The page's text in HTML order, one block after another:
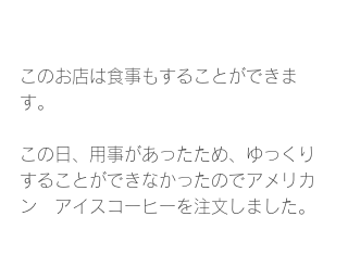
このお店は食事もすることができま
す。
この日、用事があったため、ゆっくり
することができなかったのでアメリカ
ン　アイスコーヒーを注文しました。